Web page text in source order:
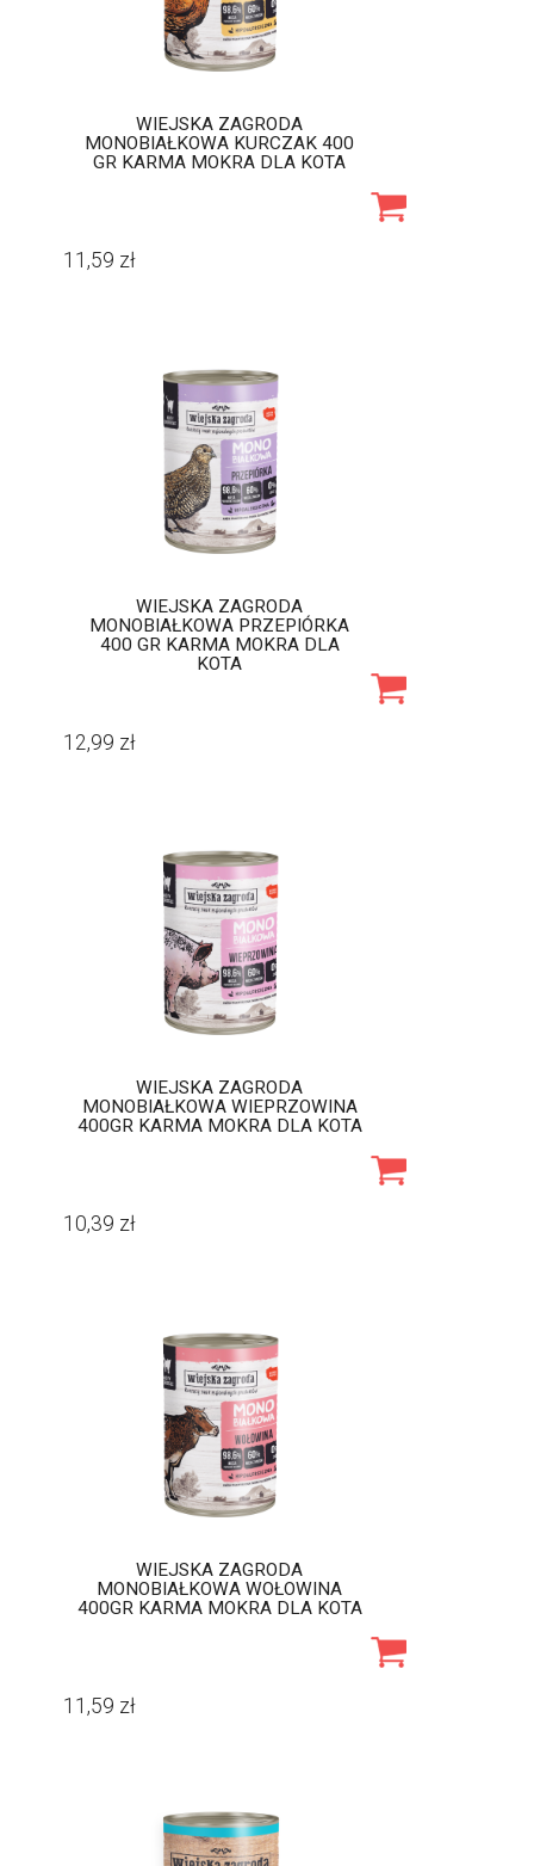
WIEJSKA ZAGRODA
MONOBIAŁKOWA KURCZAK 400
GR KARMA MOKRA DLA KOTA
11,59 zł
WIEJSKA ZAGRODA
MONOBIAŁKOWA PRZEPIÓRKA
400 GR KARMA MOKRA DLA
KOTA
12,99 zł
WIEJSKA ZAGRODA
MONOBIAŁKOWA WIEPRZOWINA
400GR KARMA MOKRA DLA KOTA
10,39 zł
WIEJSKA ZAGRODA
MONOBIAŁKOWA WOŁOWINA
400GR KARMA MOKRA DLA KOTA
11,59 zł